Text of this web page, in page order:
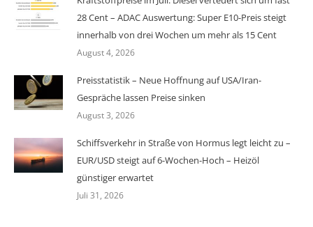
28 Cent – ADAC Auswertung: Super E10-Preis steigt
innerhalb von drei Wochen um mehr als 15 Cent
August 4, 2026
Preisstatistik – Neue Hoffnung auf USA/Iran-
Gespräche lassen Preise sinken
August 3, 2026
Schiffsverkehr in Straße von Hormus legt leicht zu –
EUR/USD steigt auf 6-Wochen-Hoch – Heizöl
günstiger erwartet
Juli 31, 2026